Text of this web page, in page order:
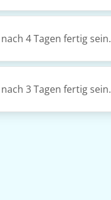
4 Tagen fertig sein.
3 Tagen fertig sein.